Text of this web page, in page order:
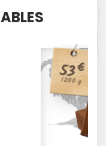
53€
1200 g